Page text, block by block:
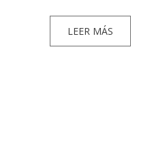
LEER MÁS